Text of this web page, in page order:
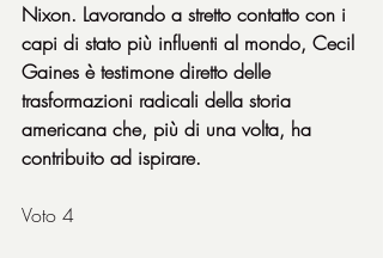
Nixon. Lavorando a stretto contatto con i
capi di stato più influenti al mondo, Cecil
Gaines è testimone diretto delle
trasformazioni radicali della storia
americana che, più di una volta, ha
contribuito ad ispirare.
Voto 4